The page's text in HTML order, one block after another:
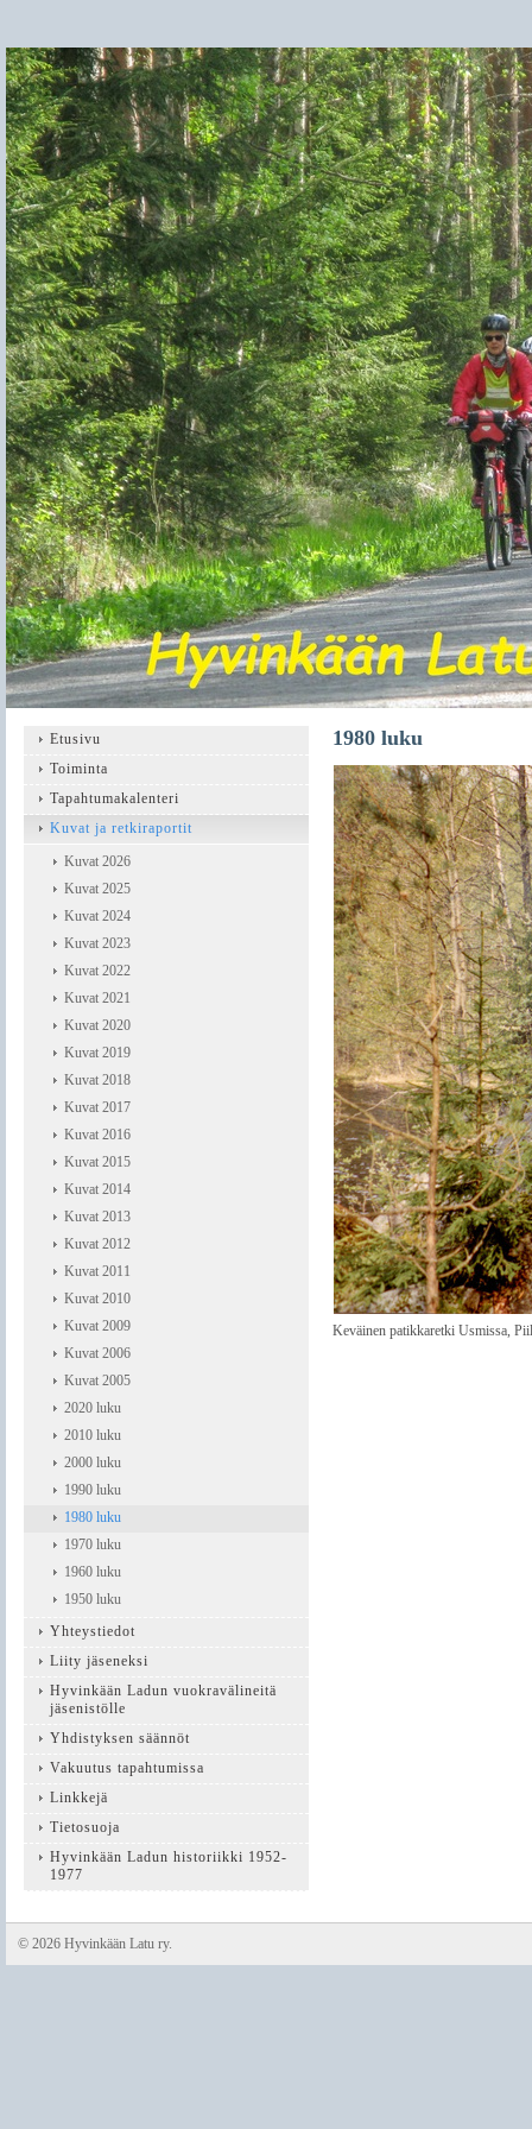
1980 luku
Keväinen patikkaretki Usmissa,
Etusivu
Toiminta
Tapahtumakalenteri
Kuvat ja retkiraportit
Kuvat 2026
Kuvat 2025
Kuvat 2024
Kuvat 2023
Kuvat 2022
Kuvat 2021
Kuvat 2020
Kuvat 2019
Kuvat 2018
Kuvat 2017
Kuvat 2016
Kuvat 2015
Kuvat 2014
Kuvat 2013
Kuvat 2012
Kuvat 2011
Kuvat 2010
Kuvat 2009
Kuvat 2006
Kuvat 2005
2020 luku
2010 luku
2000 luku
1990 luku
1980 luku
1970 luku
1960 luku
1950 luku
Yhteystiedot
Liity jäseneksi
Hyvinkään Ladun vuokravälineitä
jäsenistölle
Yhdistyksen säännöt
Vakuutus tapahtumissa
Linkkejä
Tietosuoja
Hyvinkään Ladun historiikki 1952-
1977
© 2026 Hyvinkään Latu ry.